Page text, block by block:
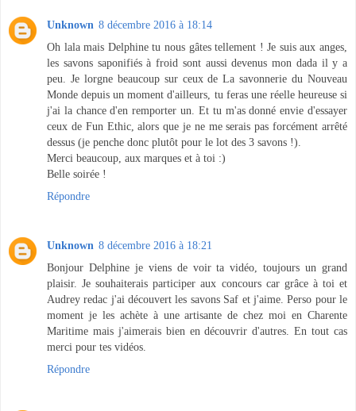
Unknown 8 décembre 2016 à 18:14
Oh lala mais Delphine tu nous gâtes tellement ! Je suis aux anges,
les savons saponifiés à froid sont aussi devenus mon dada il y a
peu. Je lorgne beaucoup sur ceux de La savonnerie du Nouveau
Monde depuis un moment d'ailleurs, tu feras une réelle heureuse si
j'ai la chance d'en remporter un. Et tu m'as donné envie d'essayer
ceux de Fun Ethic, alors que je ne me serais pas forcément arrêté
dessus (je penche donc plutôt pour le lot des 3 savons !).
Merci beaucoup, aux marques et à toi :)
Belle soirée !
Répondre
Unknown 8 décembre 2016 à 18:21
Bonjour Delphine je viens de voir ta vidéo, toujours un grand
plaisir. Je souhaiterais participer aux concours car grâce à toi et
Audrey redac j'ai découvert les savons Saf et j'aime. Perso pour le
moment je les achète à une artisante de chez moi en Charente
Maritime mais j'aimerais bien en découvrir d'autres. En tout cas
merci pour tes vidéos.
Répondre